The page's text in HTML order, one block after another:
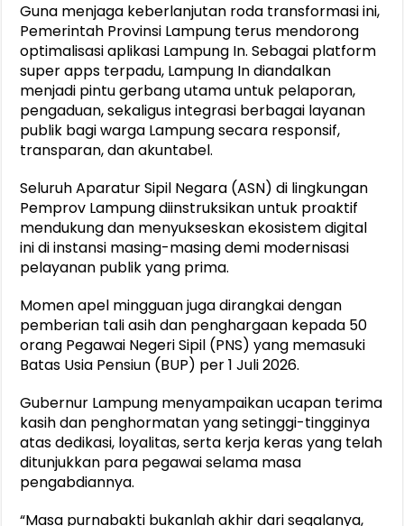
Guna menjaga keberlanjutan roda transformasi ini,
Pemerintah Provinsi Lampung terus mendorong
optimalisasi aplikasi Lampung In. Sebagai platform
super apps terpadu, Lampung In diandalkan
menjadi pintu gerbang utama untuk pelaporan,
pengaduan, sekaligus integrasi berbagai layanan
publik bagi warga Lampung secara responsif,
transparan, dan akuntabel.
Seluruh Aparatur Sipil Negara (ASN) di lingkungan
Pemprov Lampung diinstruksikan untuk proaktif
mendukung dan menyukseskan ekosistem digital
ini di instansi masing-masing demi modernisasi
pelayanan publik yang prima.
Momen apel mingguan juga dirangkai dengan
pemberian tali asih dan penghargaan kepada 50
orang Pegawai Negeri Sipil (PNS) yang memasuki
Batas Usia Pensiun (BUP) per 1 Juli 2026.
Gubernur Lampung menyampaikan ucapan terima
kasih dan penghormatan yang setinggi-tingginya
atas dedikasi, loyalitas, serta kerja keras yang telah
ditunjukkan para pegawai selama masa
pengabdiannya.
“Masa purnabakti bukanlah akhir dari segalanya,